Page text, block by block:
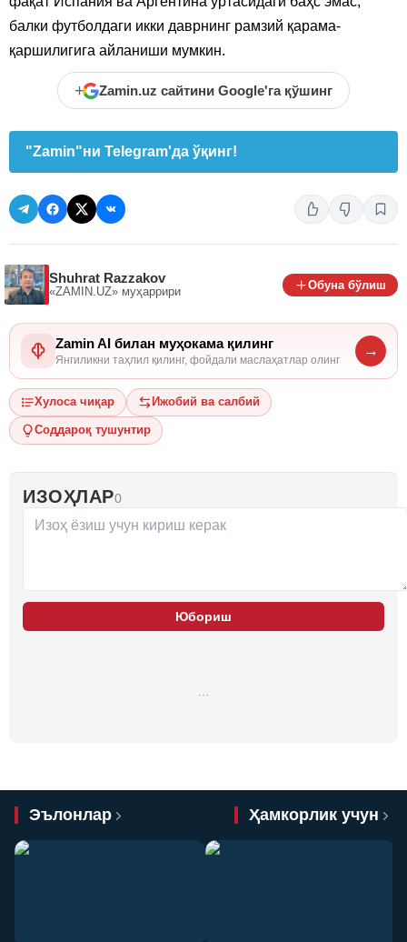
балки футболдаги икки даврнинг рамзий қарама-
қаршилигига айланиши мумкин.
+ Zamin.uz сайтини Google'га қўшинг
"Zamin"ни Telegram'да ўқинг!
Shuhrat Razzakov
«ZAMIN.UZ» муҳаррири
Обуна бўлиш
Zamin AI билан муҳокама қилинг
Янгиликни таҳлил қилинг, фойдали маслаҳатлар олинг
→
Хулоса чиқар Ижобий ва салбий
Соддароқ тушунтир
ИЗОҲЛАР0
Юбориш
…
Эълонлар Ҳамкорлик учун